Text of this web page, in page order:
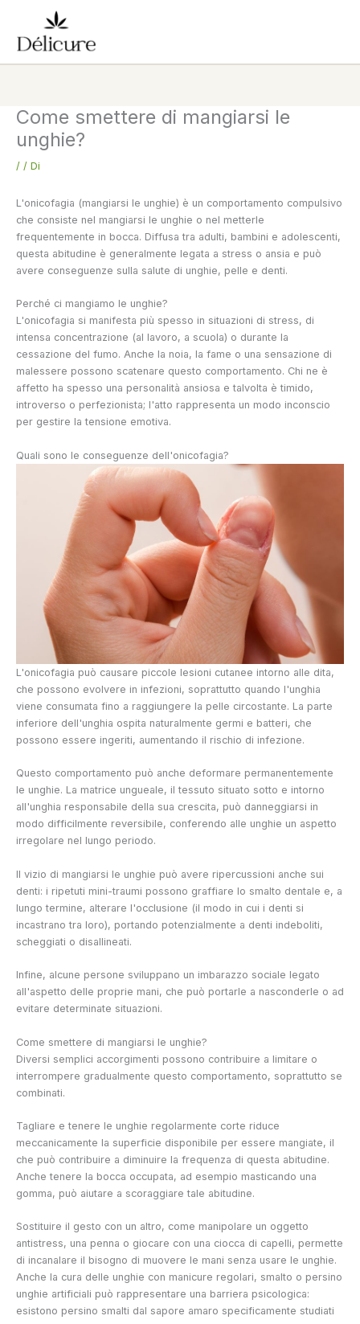
contenuto
Come smettere di mangiarsi le
unghie?
/ / Di
L'onicofagia (mangiarsi le unghie) è un comportamento compulsivo
che consiste nel mangiarsi le unghie o nel metterle
frequentemente in bocca. Diffusa tra adulti, bambini e adolescenti,
questa abitudine è generalmente legata a stress o ansia e può
avere conseguenze sulla salute di unghie, pelle e denti.
Perché ci mangiamo le unghie?
L'onicofagia si manifesta più spesso in situazioni di stress, di
intensa concentrazione (al lavoro, a scuola) o durante la
cessazione del fumo. Anche la noia, la fame o una sensazione di
malessere possono scatenare questo comportamento. Chi ne è
affetto ha spesso una personalità ansiosa e talvolta è timido,
introverso o perfezionista; l'atto rappresenta un modo inconscio
per gestire la tensione emotiva.
Quali sono le conseguenze dell'onicofagia?
L'onicofagia può causare piccole lesioni cutanee intorno alle dita,
che possono evolvere in infezioni, soprattutto quando l'unghia
viene consumata fino a raggiungere la pelle circostante. La parte
inferiore dell'unghia ospita naturalmente germi e batteri, che
possono essere ingeriti, aumentando il rischio di infezione.
Questo comportamento può anche deformare permanentemente
le unghie. La matrice ungueale, il tessuto situato sotto e intorno
all'unghia responsabile della sua crescita, può danneggiarsi in
modo difficilmente reversibile, conferendo alle unghie un aspetto
irregolare nel lungo periodo.
Il vizio di mangiarsi le unghie può avere ripercussioni anche sui
denti: i ripetuti mini-traumi possono graffiare lo smalto dentale e, a
lungo termine, alterare l'occlusione (il modo in cui i denti si
incastrano tra loro), portando potenzialmente a denti indeboliti,
scheggiati o disallineati.
Infine, alcune persone sviluppano un imbarazzo sociale legato
all'aspetto delle proprie mani, che può portarle a nasconderle o ad
evitare determinate situazioni.
Come smettere di mangiarsi le unghie?
Diversi semplici accorgimenti possono contribuire a limitare o
interrompere gradualmente questo comportamento, soprattutto se
combinati.
Tagliare e tenere le unghie regolarmente corte riduce
meccanicamente la superficie disponibile per essere mangiate, il
che può contribuire a diminuire la frequenza di questa abitudine.
Anche tenere la bocca occupata, ad esempio masticando una
gomma, può aiutare a scoraggiare tale abitudine.
Sostituire il gesto con un altro, come manipolare un oggetto
antistress, una penna o giocare con una ciocca di capelli, permette
di incanalare il bisogno di muovere le mani senza usare le unghie.
Anche la cura delle unghie con manicure regolari, smalto o persino
unghie artificiali può rappresentare una barriera psicologica:
esistono persino smalti dal sapore amaro specificamente studiati